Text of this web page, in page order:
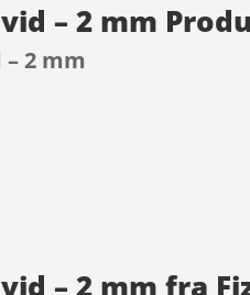
– 2 mm
2 mm
– 2 mm fra